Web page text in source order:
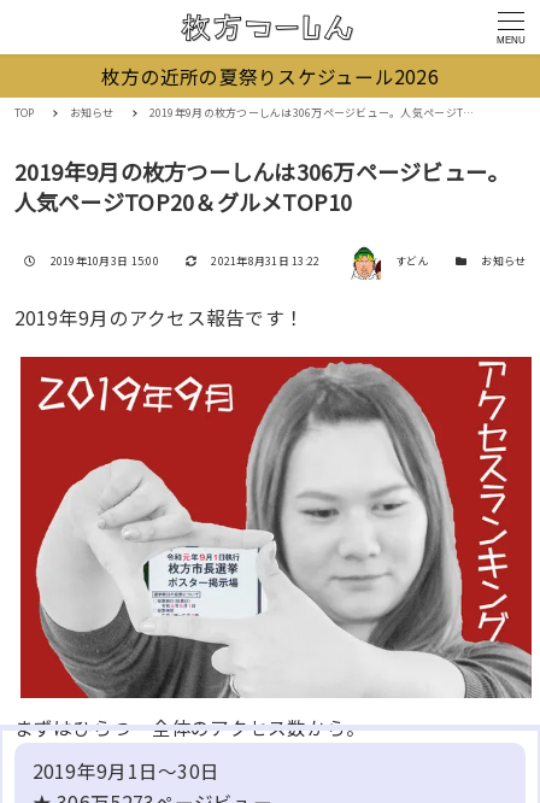
MENU
枚方の近所の夏祭りスケジュール2026
TOP お知らせ 2019年9月の枚方つーしんは306万ページビュー。人気ページTOP20＆グルメTOP10
2019年9月の枚方つーしんは306万ページビュー。
人気ページTOP20＆グルメTOP10
投稿日
2019年10月3日 15:00 更新日
2021年8月31日 13:22 著者 すどん カテゴリー
お知らせ
2019年9月のアクセス報告です！
まずはひらつー全体のアクセス数から。
2019年9月1日～30日